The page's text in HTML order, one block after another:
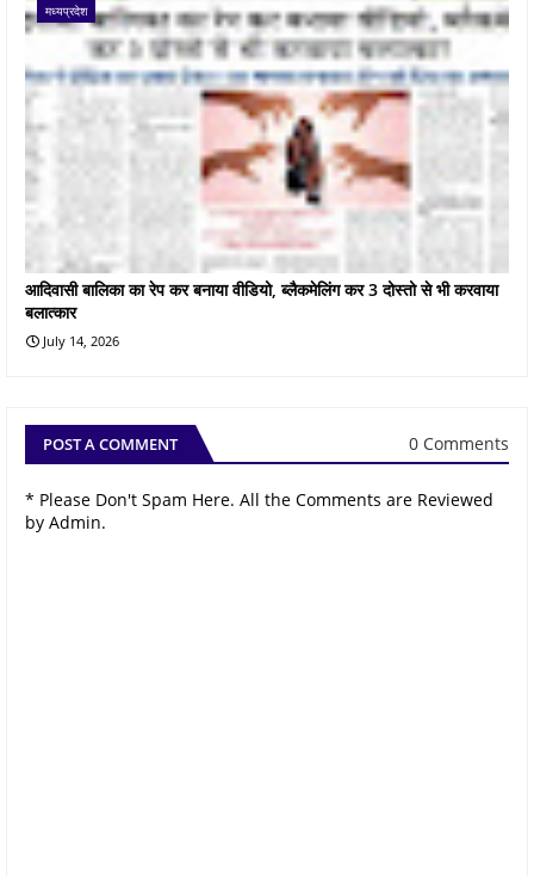
मध्यप्रदेश
आदिवासी बालिका का रेप कर बनाया वीडियो, ब्लैकमेलिंग कर 3 दोस्तो से भी करवाया
बलात्कार
July 14, 2026
POST A COMMENT 0 Comments
* Please Don't Spam Here. All the Comments are Reviewed
by Admin.